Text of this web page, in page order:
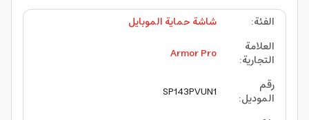
الفئة:
شاشة حماية الموبايل
العلامة
التجارية:
Armor Pro
رقم
الموديل:
SP143PVUN1